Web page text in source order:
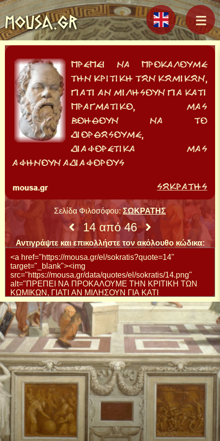
MOUSA.GR
Σελίδα Φιλοσόφου:ΣΩΚΡΑΤΗΣ
14 από 46
Αντιγράψτε και επικολλήστε τον ακόλουθο κώδικα: